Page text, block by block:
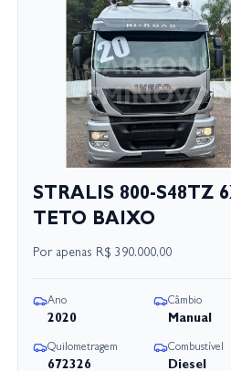
STRALIS 800-S48TZ
TETO BAIXO
Por apenas R$ 390.000,00
Ano
2020
Câmbio
Manual
Quilometragem
672326
Combustível
Diesel